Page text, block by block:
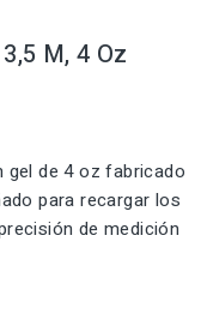
M, 4 Oz
gel de 4 oz fabricado
para recargar los
de medición